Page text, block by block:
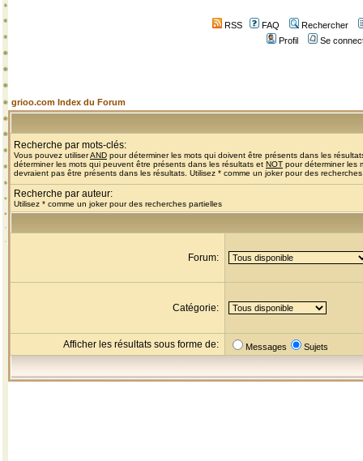
RSS FAQ
Rechercher
Profil
Se
grioo.com Index du Forum
Recherche par mots-clés:
Vous pouvez utiliserAND pour déterminer les mots qui doivent être présents dans les
déterminer les mots qui peuvent être présents dans les résultats et NOT pour déterminer les
devraient pas être présents dans les résultats. Utilisez * comme un joker pour des
Recherche par auteur:
Utilisez * comme un joker pour des recherches partielles
Forum:
Catégorie:
Afficher les résultats sous forme de: Messages Sujets